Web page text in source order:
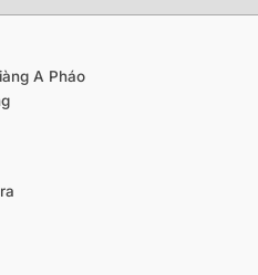
A Pháo